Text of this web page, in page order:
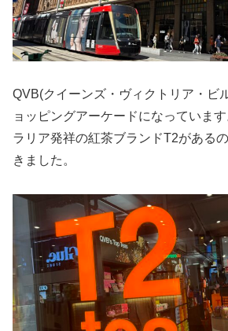
QVB(クイーンズ・ヴィクトリア・ビ
ョッピングアーケードになっていま
ラリア発祥の紅茶ブランドT2がある
きました。